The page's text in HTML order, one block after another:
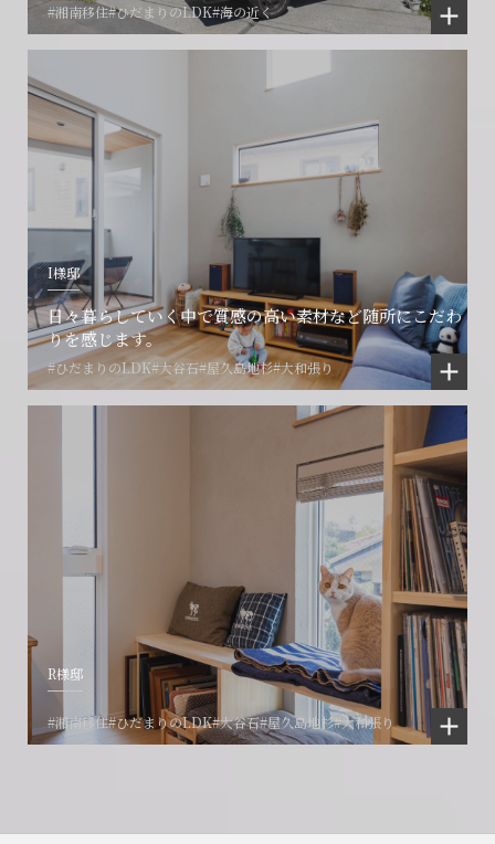
#湘南移住#ひだまりのLDK#海の近く
I様邸
日々暮らしていく中で質感の高い素材など随所にこだわ
りを感じます。
#ひだまりのLDK#大谷石#屋久島地杉#大和張り
R様邸
#湘南移住#ひだまりのLDK#大谷石#屋久島地杉#大和張り